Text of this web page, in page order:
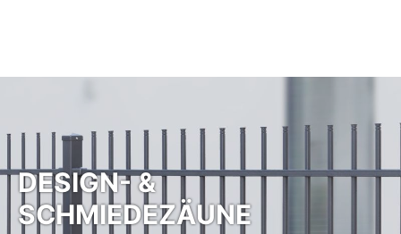
DESIGN- &
SCHMIEDEZÄUNE